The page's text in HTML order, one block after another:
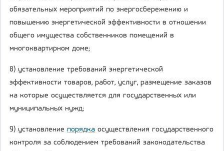
обязательных мероприятий по энергосбережению и
повышению энергетической эффективности в отношении
общего имущества собственников помещений в
многоквартирном доме;
8) установление требований энергетической
эффективности товаров, работ, услуг, размещение заказов
на которые осуществляется для государственных или
муниципальных нужд;
9) установление порядка осуществления государственного
контроля за соблюдением требований законодательства